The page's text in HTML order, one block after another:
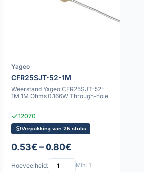
Yageo
CFR25SJT-52-1M
Weerstand Yageo CFR25SJT-52-
1M 1M Ohms 0.166W Through-hole
12070
Verpakking van 25 stuks
0.53€ – 0.80€
Hoeveelheid: Min: 1